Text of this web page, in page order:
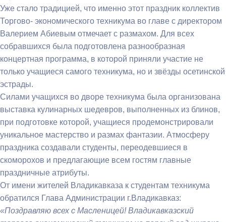
Уже стало традицией, что именно этот праздник коллектив
Торгово- экономического техникума во главе с директором
Валерием Абиевым отмечает с размахом. Для всех
собравшихся была подготовлена разнообразная
концертная программа, в которой приняли участие не
только учащиеся самого техникума, но и звёзды осетинской
эстрады.
Силами учащихся во дворе техникума была организована
выставка кулинарных шедевров, выполненных из блинов,
при подготовке которой, учащиеся продемонстрировали
уникальное мастерство и размах фантазии. Атмосферу
праздника создавали студенты, переодевшиеся в
скоморохов и предлагающие всем гостям главные
праздничные атрибуты.
От имени жителей Владикавказа к студентам техникума
обратился Глава Администрации г.Владикавказ:
«Поздравляю всех с Масленицей! Владикавказский